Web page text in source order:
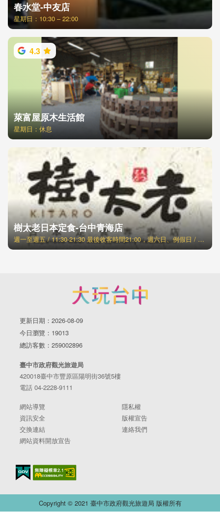
春水堂-中友店
星期日：10:30 – 22:00
4.3
萊富屋原木生活館
星期日：休息
樹太老日本定食-台中青海店
週一至週五 / 11:30-21:30 最後收客時間21:00，週六日、例假日 / 11:00-21:30 最後收客時間21:00
更新日期：2026-08-09
今日瀏覽：19013
總訪客數：259002896
臺中市政府觀光旅遊局
420018臺中市豐原區陽明街36號5樓
電話 04-2228-9111
網站導覽
隱私權
資訊安全
版權宣告
交換連結
連絡我們
網站資料開放宣告
Copyright © 2021 臺中市政府觀光旅遊局 版權所有